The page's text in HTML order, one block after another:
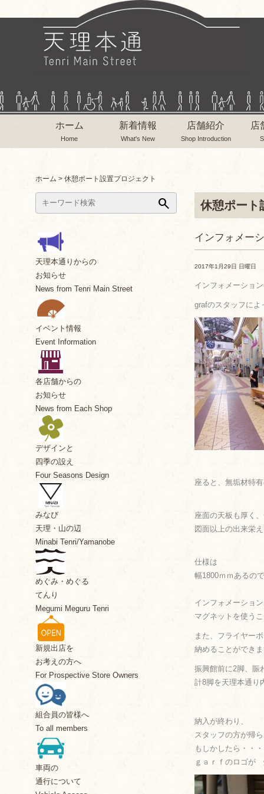
ホーム
Home
新着情報
What's New
店舗紹介
Shop Introduction
店
ホーム > 休憩ポート設置プロジェクト
休憩ポート
インフォメー
2017年1月29日 日曜日
インフォメーショ
grafのスタッフに
座ると、無垢材特
座面の天板も厚く
図面以上の出来栄
仕様は
幅1800ｍｍあるの
インフォメーショ
マグネットを使う
また、フライヤー
納めることができ
振興館前に2脚、
計8脚を天理本通り
納入が終わり、
スタッフの方が帰
もしかしたら・・
ｇａｒｆのロゴが
search
天理本通りからの
お知らせ
News from Tenri Main Street
イベント情報
Event Information
各店舗からの
お知らせ
News from Each Shop
デザインと
四季の設え
Four Seasons Design
みなび
天理・山の辺
Minabi Tenri/Yamanobe
めぐみ・めぐる
てんり
Megumi Meguru Tenri
新規出店を
お考えの方へ
For Prospective Store Owners
組合員の皆様へ
To all members
車両の
通行について